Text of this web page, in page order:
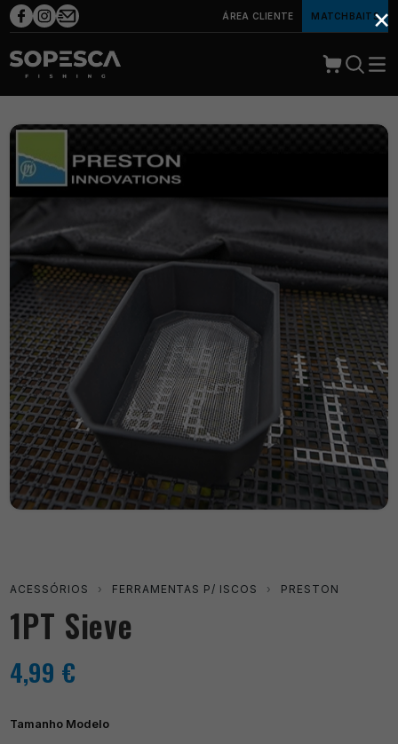
ÁREA CLIENTE MATCHBAITS
ACESSÓRIOS › FERRAMENTAS P/ ISCOS › PRESTON
1PT Sieve
4,99 €
Tamanho Modelo
×